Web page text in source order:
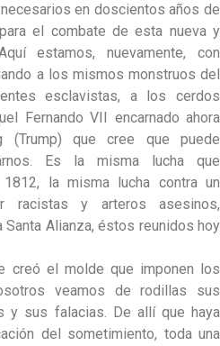
en doscientos años de
el combate de esta nueva y
estamos, nuevamente, con
a los mismos monstruos del
esclavistas, a los cerdos
Fernando VII encarnado ahora
(Trump) que cree que puede
Es la misma lucha que
la misma lucha contra un
racistas y arteros asesinos,
Alianza, éstos reunidos hoy
creó el molde que imponen los
veamos de rodillas sus
y sus falacias. De allí que haya
del sometimiento, toda una